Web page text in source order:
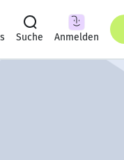
Suche Anmelden